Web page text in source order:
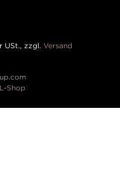
USt., zzgl. Versand
Shop